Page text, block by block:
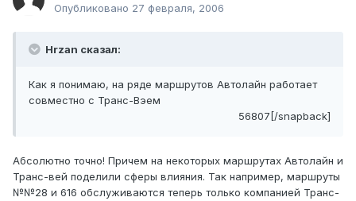
Опубликовано 27 февраля, 2006
Hrzan сказал:
Как я понимаю, на ряде маршрутов Автолайн работает
совместно с Транс-Вэем
56807[/snapback]
Абсолютно точно! Причем на некоторых маршрутах Автолайн и
Транс-вей поделили сферы влияния. Так например, маршруты
№№28 и 616 обслуживаются теперь только компанией Транс-